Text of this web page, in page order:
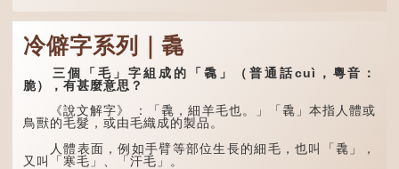
冷僻字系列｜毳
三個「毛」字組成的「毳」（普通話cuì，粵音：
脆），有甚麼意思？
《說文解字》 ：「毳，細羊毛也。」「毳」本指人體或
鳥獸的毛髮，或由毛織成的製品。
人體表面，例如手臂等部位生長的細毛，也叫「毳」，
又叫「寒毛」、「汗毛」。